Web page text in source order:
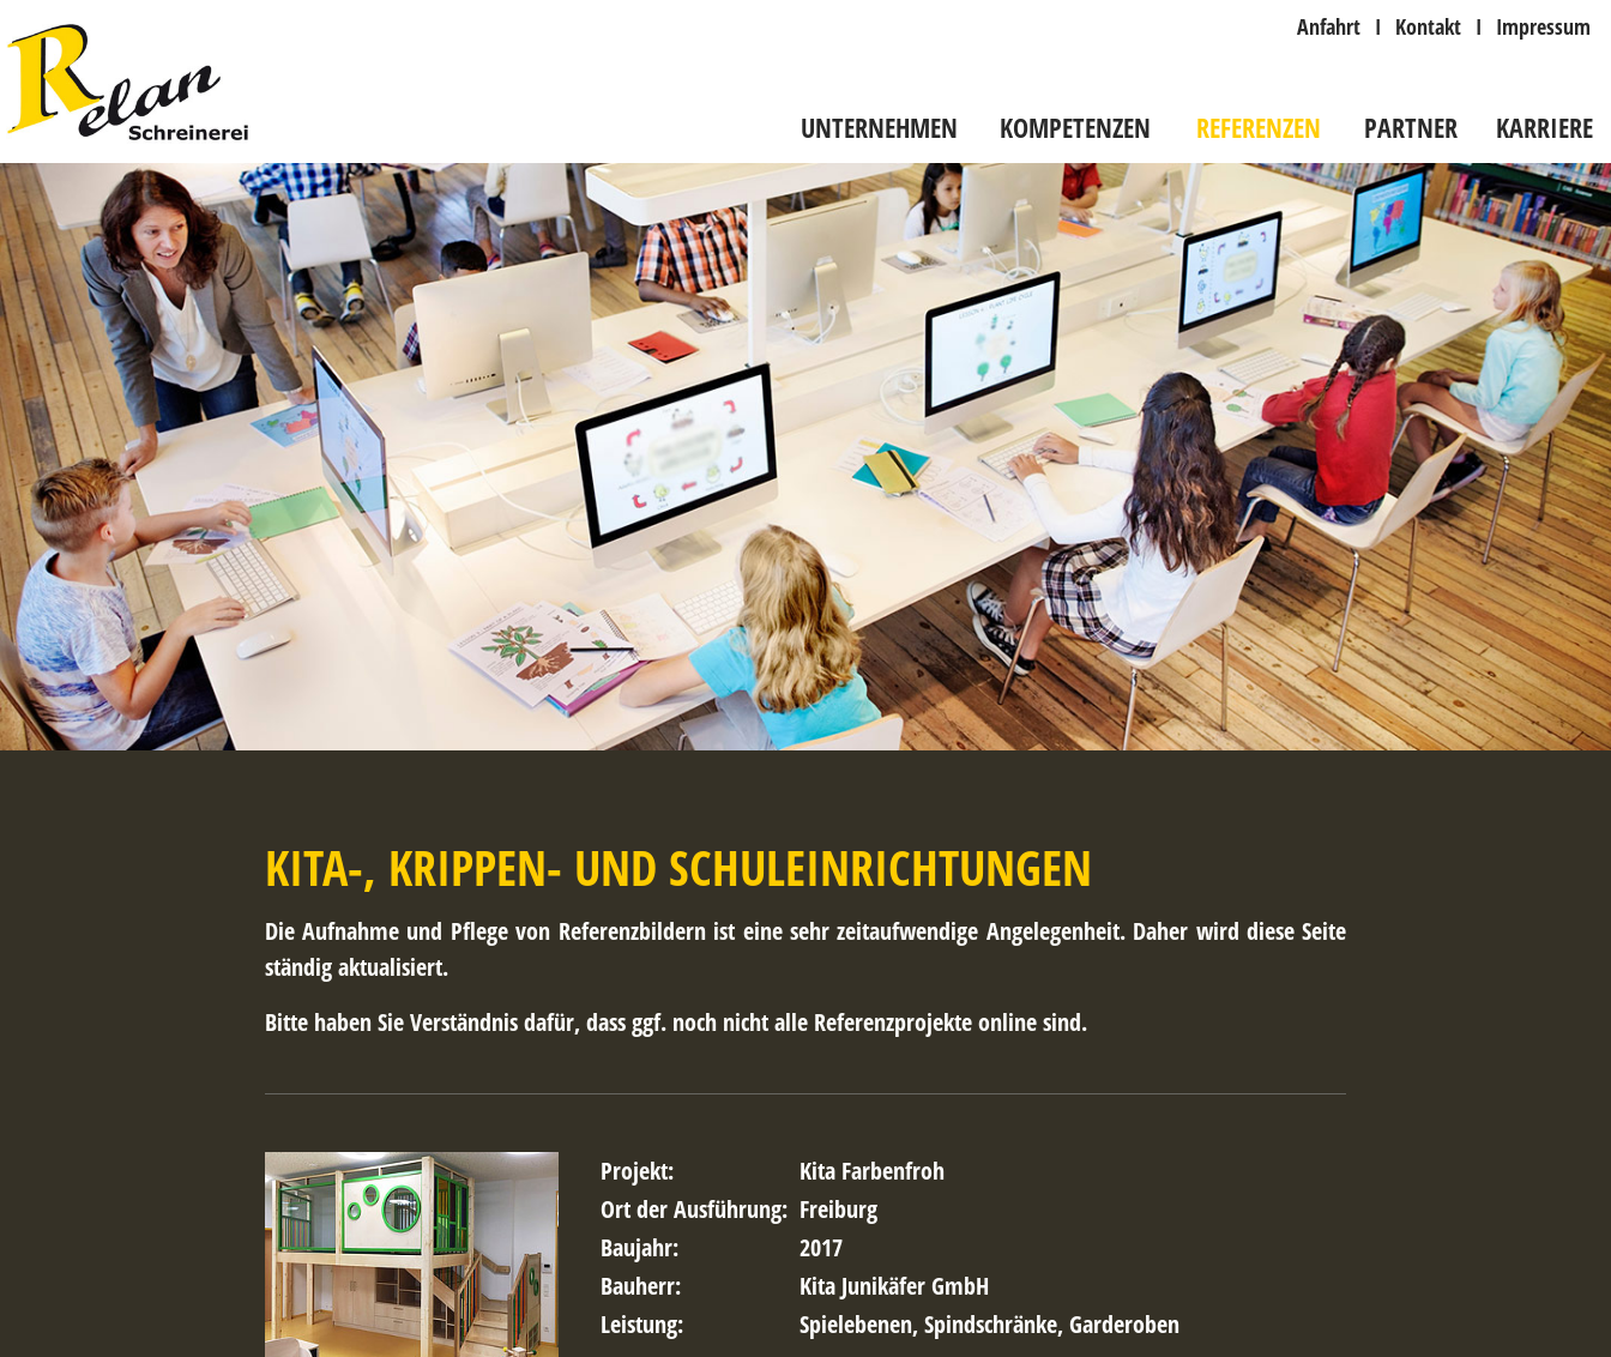
Anfahrt I Kontakt I Impressum
UNTERNEHMEN KOMPETENZEN REFERENZEN PARTNER KARRIERE
KITA-, KRIPPEN- UND SCHULEINRICHTUNGEN
Die Aufnahme und Pflege von Referenzbildern ist eine sehr zeitaufwendige Angelegenheit. Daher wird diese Seite
ständig aktualisiert.
Bitte haben Sie Verständnis dafür, dass ggf. noch nicht alle Referenzprojekte online sind.
Projekt:
Kita Farbenfroh
Ort der Ausführung: Freiburg
Baujahr:
2017
Bauherr:
Kita Junikäfer GmbH
Leistung:
Spielebenen, Spindschränke, Garderoben